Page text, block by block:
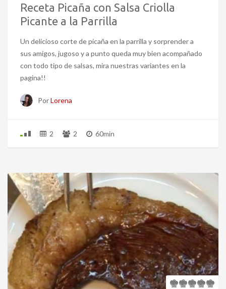
Receta Picaña con Salsa Criolla
Picante a la Parrilla
Un delicioso corte de picaña en la parrilla y sorprender a
sus amigos, jugoso y a punto queda muy bien acompañado
con todo tipo de salsas, mira nuestras variantes en la
pagina!!
PorLorena
2 2 60min